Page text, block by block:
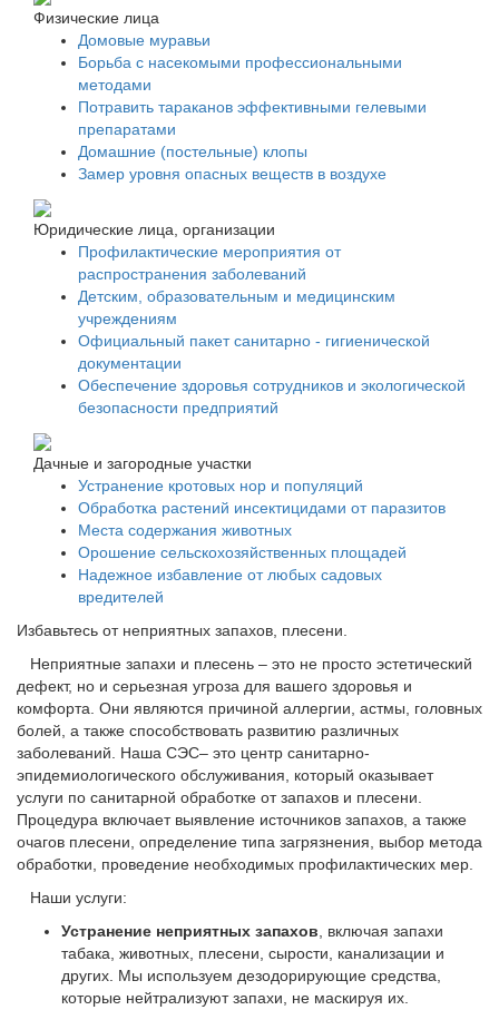
Физические лица
Домовые муравьи
Борьба с насекомыми профессиональными
методами
Потравить тараканов эффективными гелевыми
препаратами
Домашние (постельные) клопы
Замер уровня опасных веществ в воздухе
Юридические лица, организации
Профилактические мероприятия от
распространения заболеваний
Детским, образовательным и медицинским
учреждениям
Официальный пакет санитарно - гигиенической
документации
Обеспечение здоровья сотрудников и экологической
безопасности предприятий
Дачные и загородные участки
Устранение кротовых нор и популяций
Обработка растений инсектицидами от паразитов
Места содержания животных
Орошение сельскохозяйственных площадей
Надежное избавление от любых садовых
вредителей
Избавьтесь от неприятных запахов, плесени.
Неприятные запахи и плесень – это не просто эстетический
дефект, но и серьезная угроза для вашего здоровья и
комфорта. Они являются причиной аллергии, астмы, головных
болей, а также способствовать развитию различных
заболеваний. Наша СЭС– это центр санитарно-
эпидемиологического обслуживания, который оказывает
услуги по санитарной обработке от запахов и плесени.
Процедура включает выявление источников запахов, а также
очагов плесени, определение типа загрязнения, выбор метода
обработки, проведение необходимых профилактических мер.
Наши услуги:
Устранение неприятных запахов , включая запахи
табака, животных, плесени, сырости, канализации и
других. Мы используем дезодорирующие средства,
которые нейтрализуют запахи, не маскируя их.